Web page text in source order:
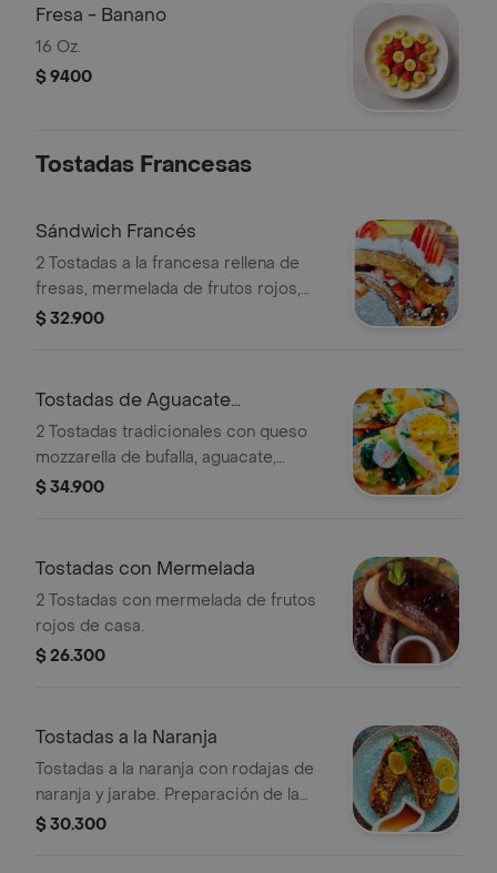
Fresa - Banano
16 Oz.
$ 9400
Tostadas Francesas
Sándwich Francés
2 Tostadas a la francesa rellena de
fresas, mermelada de frutos rojos,
queso crema y cubierto de crema
$ 32.900
Tostadas de Aguacate
Vegetariana
2 Tostadas tradicionales con queso
mozzarella de bufalla, aguacate,
espinaca salteada, tomate y dos
$ 34.900
Tostadas con Mermelada
2 Tostadas con mermelada de frutos
rojos de casa.
$ 26.300
Tostadas a la Naranja
Tostadas a la naranja con rodajas de
naranja y jarabe. Preparación de la
casa.
$ 30.300